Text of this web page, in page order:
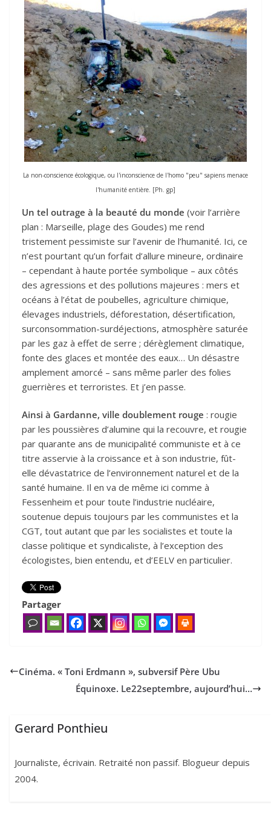
La non-conscience écologique, ou l'inconscience de l'homo "peu" sapiens menace
l'humanité entière. [Ph. gp]
Un tel outrage à la beauté du monde (voir l’arrière
plan : Marseille, plage des Goudes) me rend
tristement pessimiste sur l’avenir de l’humanité. Ici, ce
n’est pourtant qu’un forfait d’allure mineure, ordinaire
– cependant à haute portée symbolique – aux côtés
des agressions et des pollutions majeures : mers et
océans à l’état de poubelles, agriculture chimique,
élevages industriels, déforestation, désertification,
surconsommation-surdéjections, atmosphère saturée
par les gaz à effet de serre ; dérèglement climatique,
fonte des glaces et montée des eaux… Un désastre
amplement amorcé – sans même parler des folies
guerrières et terroristes. Et j’en passe.
Ainsi à Gardanne, ville doublement rouge : rougie
par les poussières d’alumine qui la recouvre, et rougie
par quarante ans de municipalité communiste et à ce
titre asservie à la croissance et à son industrie, fût-
elle dévastatrice de l’environnement naturel et de la
santé humaine. Il en va de même ici comme à
Fessenheim et pour toute l’industrie nucléaire,
soutenue depuis toujours par les communistes et la
CGT, tout autant que par les socialistes et toute la
classe politique et syndicaliste, à l’exception des
écologistes, bien entendu, et d’EELV en particulier.
Partager
Cinéma. « Toni Erdmann », subversif Père Ubu
Équinoxe. Le22septembre, aujourd’hui…
Gerard Ponthieu
Journaliste, écrivain. Retraité non passif. Blogueur depuis
2004.